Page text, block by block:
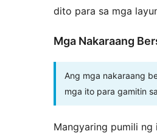
dito para sa mga
Mga Nakaraang
Ang mga nakaraang
mga ito para gamitin
Mangyaring pumili